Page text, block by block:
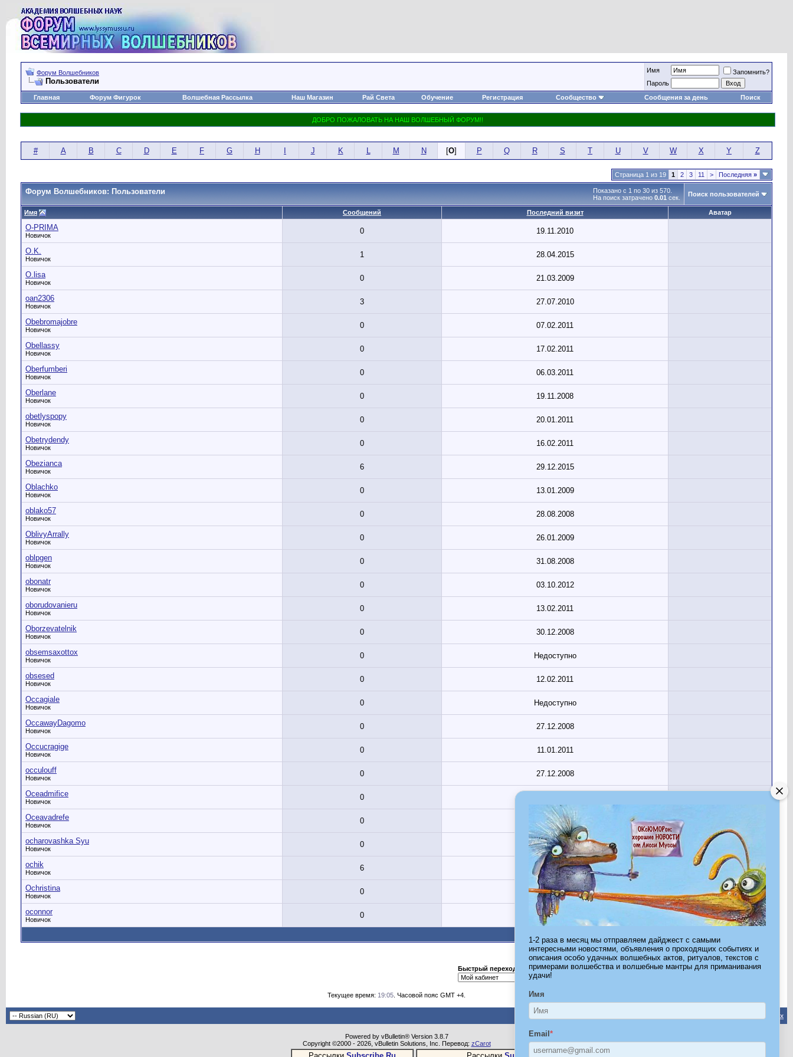
1-2 раза в месяц мы отправляем дайджест с самыми
интересными новостями, объявления о проходящих событиях и
описания особо удачных волшебных актов, ритуалов, текстов с
примерами волшебства и волшебные мантры для приманивания
удачи!
Имя
Email *
Форум Волшебников
Пользователи
Имя
Запомнить?
Пароль
Главная
Форум Фигурок Волшебная Рассылка Наш Магазин Рай Света Обучение Регистрация Сообщество Сообщения за день Поиск
# A B C D E F G H J K L M N [O] P Q R S T U V W X Y Z
Страница 1 из 19 1 2 3 11 > Последняя »
Показано с 1 по 30 из 570.
На поиск затрачено 0.01 сек.
Форум Волшебников: Пользователи Поиск пользователей
Имя Сообщений Последний визит Аватар
O-PRIMA
Новичок 0 19.11.2010
O.K.
Новичок 1 28.04.2015
O.lisa
Новичок 0 21.03.2009
oan2306
Новичок 3 27.07.2010
Obebromajobre
Новичок 0 07.02.2011
Obellassy
Новичок 0 17.02.2011
Oberfumberi
Новичок 0 06.03.2011
Oberlane
Новичок 0 19.11.2008
obetlyspopy
Новичок 0 20.01.2011
Obetrydendy
Новичок 0 16.02.2011
Obezianca
Новичок 6 29.12.2015
Oblachko
Новичок 0 13.01.2009
oblako57
Новичок 0 28.08.2008
OblivyArrally
Новичок 0 26.01.2009
oblpgen
Новичок 0 31.08.2008
obonatr
Новичок 0 03.10.2012
oborudovanieru
Новичок 0 13.02.2011
Oborzevatelnik
Новичок 0 30.12.2008
obsemsaxottox
Новичок 0 Недоступно
obsesed
Новичок 0 12.02.2011
Occagiale
Новичок 0 Недоступно
OccawayDagomo
Новичок 0 27.12.2008
Occucragige
Новичок 0 11.01.2011
occulouff
Новичок 0 27.12.2008
Oceadmifice
Новичок 0
Oceavadrefe
Новичок 0 03.05.2011
ocharovashka Syu
Новичок 0 13.07.2008
ochik
Новичок 6 16.04.2009
Ochristina
Новичок 0 02.10.2008
oconnor
Новичок 0 11.07.2008
Страница 1 из 19 1 2 3 11 > Последняя »
Быстрый переход
Текущее время: 19:05 . Часовой пояс GMT +4.
Вверх
Powered by vBulletin® Version 3.8.7
Copyright ©2000 - 2026, vBulletin Solutions, Inc. Перевод: zCarot